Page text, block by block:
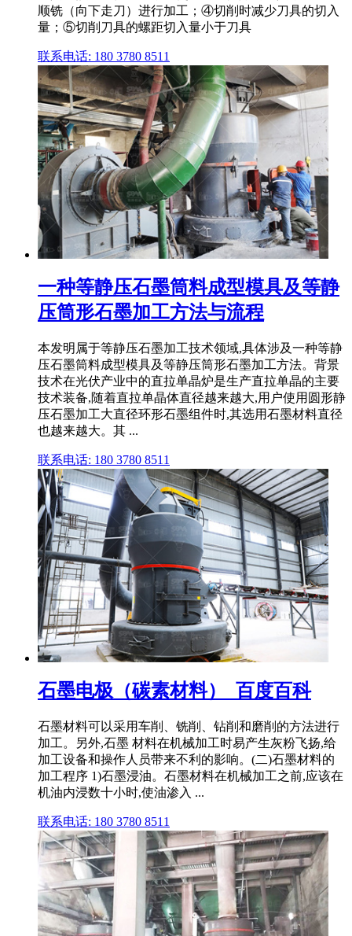
顺铣（向下走刀）进行加工；④切削时减少刀具的切入
量；⑤切削刀具的螺距切入量小于刀具
联系电话: 180 3780 8511
一种等静压石墨筒料成型模具及等静
压筒形石墨加工方法与流程
本发明属于等静压石墨加工技术领域,具体涉及一种等静
压石墨筒料成型模具及等静压筒形石墨加工方法。背景
技术在光伏产业中的直拉单晶炉是生产直拉单晶的主要
技术装备,随着直拉单晶体直径越来越大,用户使用圆形静
压石墨加工大直径环形石墨组件时,其选用石墨材料直径
也越来越大。其 ...
联系电话: 180 3780 8511
石墨电极（碳素材料）_百度百科
石墨材料可以采用车削、铣削、钻削和磨削的方法进行
加工。另外,石墨 材料在机械加工时易产生灰粉飞扬,给
加工设备和操作人员带来不利的影响。(二)石墨材料的
加工程序 1)石墨浸油。石墨材料在机械加工之前,应该在
机油内浸数十小时,使油渗入 ...
联系电话: 180 3780 8511